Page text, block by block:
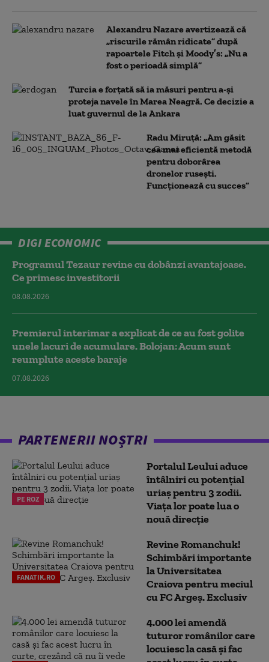
Alexandru Nazare avertizează că
„riscurile rămân ridicate” după
rapoartele Fitch și Moody’s: „Nu a
fost o perioadă simplă”
Turcia e forțată să ia măsuri pentru a-și
proteja navele în Marea Neagră. Ce decizie a
luat guvernul de la Ankara
Radu Miruță: „Am găsit
cea mai eficientă metodă
pentru doborârea
dronelor rusești.
Funcționează cu succes”
DIGI ECONOMIC
Programul Tezaur revine cu dobânzi avantajoase.
Ce primesc investitorii
08.08.2026
Premierul interimar a explicat de ce au fost golite
unele lacuri de acumulare. Bolojan: Acum sunt
reumplute aceste baraje
07.08.2026
PARTENERII NOȘTRI
PE ROZ
Portalul Leului aduce
întâlniri cu potențial
uriaș pentru 3 zodii.
Viața lor poate lua o
nouă direcție
FANATIK.RO
Revine Romanchuk!
Schimbări importante
la Universitatea
Craiova pentru meciul
cu FC Argeş. Exclusiv
4.000 lei amendă
tuturor românilor care
locuiesc la casă și fac